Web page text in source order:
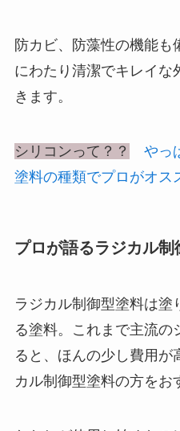
防カビ、防藻性の機能も
にわたり清潔でキレイな
きます。
シリコンって？？
やっ
塗料の種類でプロがオス
プロが語るラジカル制
ラジカル制御型塗料は塗
る塗料。これまで主流の
ると、ほんの少し費用が
カル制御型塗料の方をお